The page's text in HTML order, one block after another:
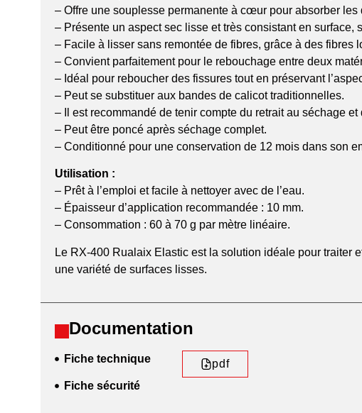
– Offre une souplesse permanente à cœur pour absorber les
– Présente un aspect sec lisse et très consistant en surface,
– Facile à lisser sans remontée de fibres, grâce à des fibres
– Convient parfaitement pour le rebouchage entre deux
– Idéal pour reboucher des fissures tout en préservant
– Peut se substituer aux bandes de calicot traditionnelles.
– Il est recommandé de tenir compte du retrait au séchage
– Peut être poncé après séchage complet.
– Conditionné pour une conservation de 12 mois dans son
Utilisation :
– Prêt à l’emploi et facile à nettoyer avec de l’eau.
– Épaisseur d’application recommandée : 10 mm.
– Consommation : 60 à 70 g par mètre linéaire.
Le RX-400 Rualaix Elastic est la solution idéale pour traiter
une variété de surfaces lisses.
Documentation
Fiche technique
pdf
Fiche sécurité